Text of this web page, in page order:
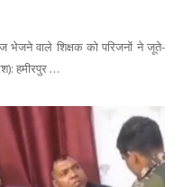
वाले शिक्षक को परिजनों ने जूते-
हमीरपुर …